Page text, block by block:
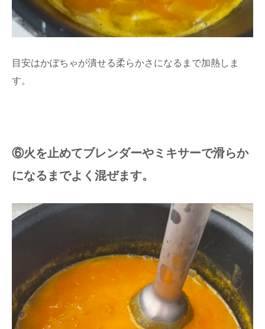
目安はかぼちゃが潰せる柔らかさになるまで加熱しま
す。
⑥火を止めてブレンダーやミキサーで滑らか
になるまでよく混ぜます。